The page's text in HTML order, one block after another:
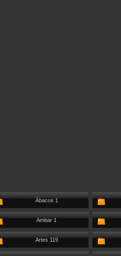
Ábacos 1
Ambar 1
Artes 119